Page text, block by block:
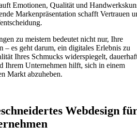
Emotionen, Qualität und
Markenpräsentation schafft Vertrauen
zu meistern bedeutet nicht nur, Ihre
– es geht darum, ein digitales Erlebnis zu
Ihres Schmucks widerspiegelt,
Ihrem Unternehmen hilft, sich in einem
Markt abzuheben.
Webdesign